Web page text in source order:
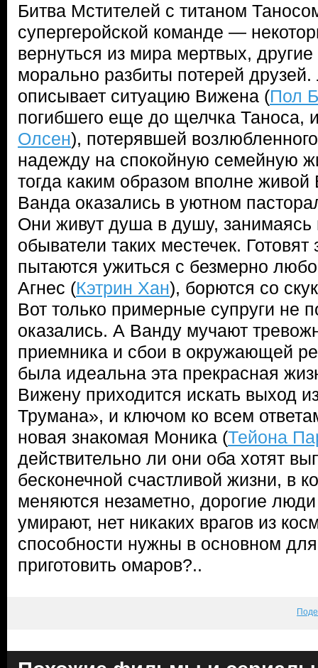
Битва Мстителей с титаном
супергеройской команде —
вернуться из мира мертвых,
морально разбиты потерей друзей.
описывает ситуацию Вижена (Пол
погибшего еще до щелчка Таноса,
Олсен), потерявшей
надежду на спокойную семейную
тогда каким образом вполне живой
Ванда оказались в уютном
Они живут душа в душу, занимаясь
обыватели таких местечек.
пытаются ужиться с безмерно
Агнес (Кэтрин Хан), борются со
Вот только примерные супруги не
оказались. А Ванду мучают
приемника и сбои в окружающей
была идеальна эта прекрасная
Вижену приходится искать выход
Трумана», и ключом ко всем
новая знакомая Моника (Тейона
действительно ли они оба хотят
бесконечной счастливой жизни, в
меняются незаметно, дорогие
умирают, нет никаких врагов из
способности нужны в основном
приготовить омаров?..